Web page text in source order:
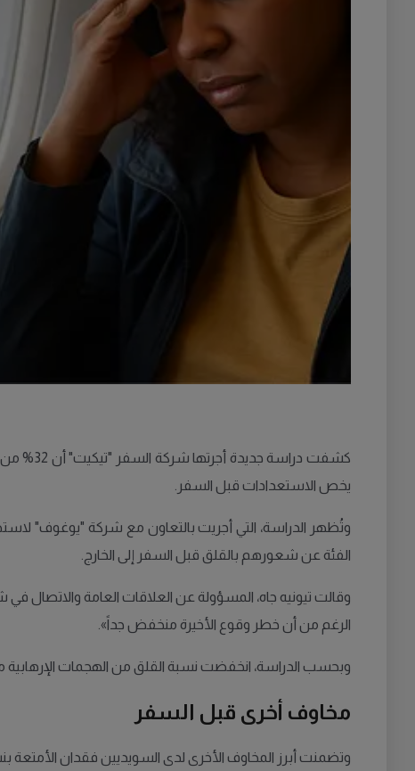
كشفت
يخص الاستعدادات قبل السفر.
الفئة عن شعورهم بالقلق قبل السفر إلى الخارج.
وقالت تيونيه جاه، المسؤولة عن العلاقات العامة والاتصال
الرغم من أن خطر وقوع الأخيرة منخفض جداً».
وبحسب الدراسة، انخفضت نسبة القلق من الهجمات الإرهابية منذ عام 2017، حيث كانت تبلغ آنذاك 28%، لتصل
مخاوف أخرى قبل السفر
وتضمنت أبرز المخاوف الأخرى لدى السويديين فقدان الأمتعة بنسبة 18%، وسوء الأحوال الجوية أثناء الرحلة بنسبة 17%، بالإضافة إلى التأخيرات أو إلغاء